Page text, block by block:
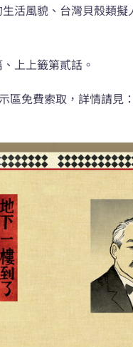
活風貌、台灣貝殼類
上上籤第貳話。
區免費索取，詳情請